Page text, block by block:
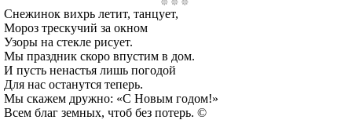
Снежинок вихрь летит, танцует,
Мороз трескучий за окном
Узоры на стекле рисует.
Мы праздник скоро впустим в дом.
И пусть ненастья лишь погодой
Для нас останутся теперь.
Мы скажем дружно: «С Новым годом!»
Всем благ земных, чтоб без потерь. ©